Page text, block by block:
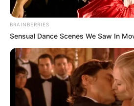
Why this ordinary drink is the
your best every day
CTA FAVORITE
BRAINBERRIES
Sensual Dance Scenes We Saw In